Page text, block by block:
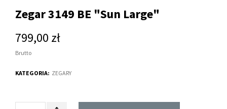
Zegar 3149 BE "Sun Large"
799,00 zł
Brutto
KATEGORIA: ZEGARY